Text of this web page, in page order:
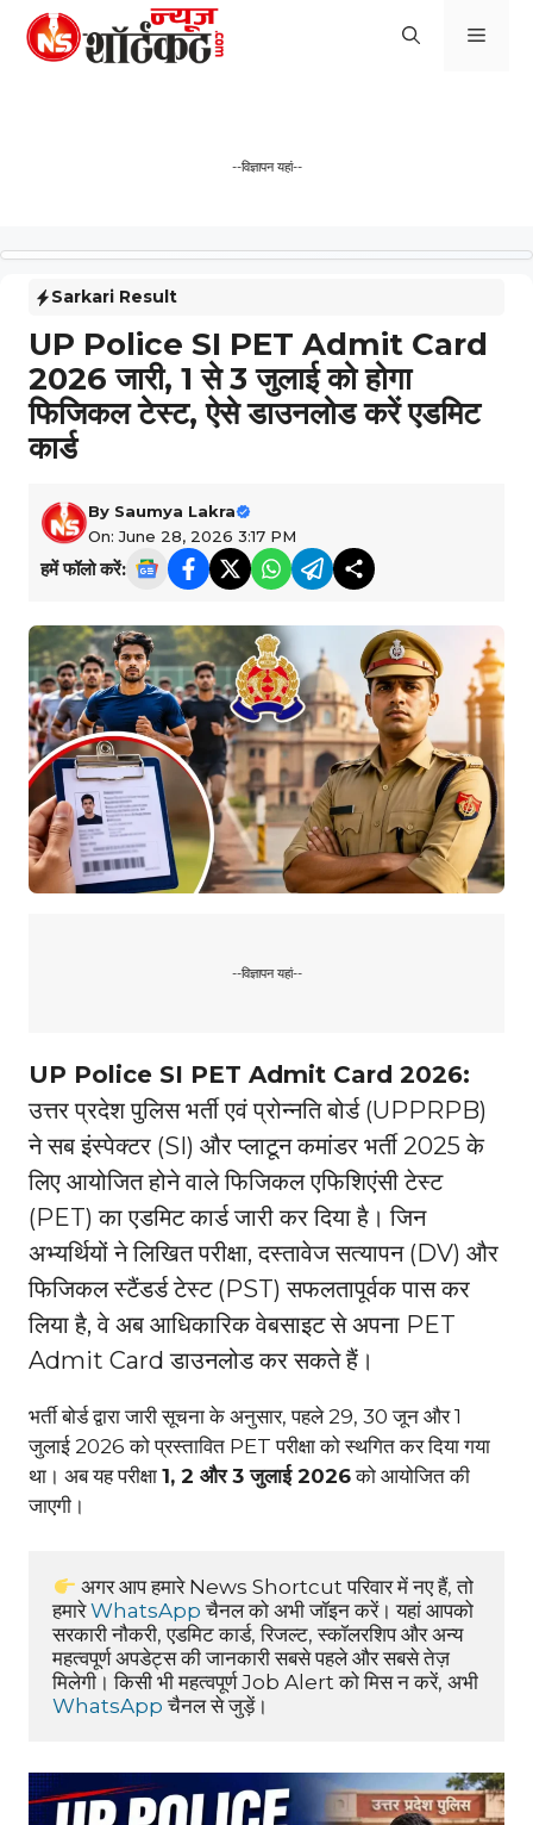
Skip
--विज्ञापन यहां--
Sarkari Result
UP Police SI PET Admit Card
2026 जारी, 1 से 3 जुलाई को होगा
फिजिकल टेस्ट, ऐसे डाउनलोड करें एडमिट
कार्ड
By Saumya Lakra
On: June 28, 2026 3:17 PM
हमें फॉलो करें:
--विज्ञापन यहां--
UP Police SI PET Admit Card 2026:
उत्तर प्रदेश पुलिस भर्ती एवं प्रोन्नति बोर्ड (UPPRPB)
ने सब इंस्पेक्टर (SI) और प्लाटून कमांडर भर्ती 2025 के
लिए आयोजित होने वाले फिजिकल एफिशिएंसी टेस्ट
(PET) का एडमिट कार्ड जारी कर दिया है। जिन
अभ्यर्थियों ने लिखित परीक्षा, दस्तावेज सत्यापन (DV) और
फिजिकल स्टैंडर्ड टेस्ट (PST) सफलतापूर्वक पास कर
लिया है, वे अब आधिकारिक वेबसाइट से अपना PET
Admit Card डाउनलोड कर सकते हैं।
भर्ती बोर्ड द्वारा जारी सूचना के अनुसार, पहले 29, 30 जून और 1
जुलाई 2026 को प्रस्तावित PET परीक्षा को स्थगित कर दिया गया
था। अब यह परीक्षा1, 2 और 3 जुलाई 2026को आयोजित की
जाएगी।
अगर आप हमारे News Shortcut परिवार में नए हैं, तो
हमारे WhatsApp चैनल को अभी जॉइन करें। यहां आपको
सरकारी नौकरी, एडमिट कार्ड, रिजल्ट, स्कॉलरशिप और अन्य
महत्वपूर्ण अपडेट्स की जानकारी सबसे पहले और सबसे तेज़
WhatsApp चैनल से जुड़ें।